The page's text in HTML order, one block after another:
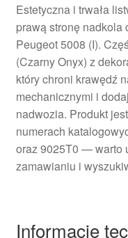
Estetyczna i trwała
prawą stronę nadkola
Peugeot 5008 (I).
(Czarny Onyx) z
który chroni krawędź
mechanicznymi i
nadwozia. Produkt
numerach
oraz 9025T0 — warto
zamawianiu i
Informacje